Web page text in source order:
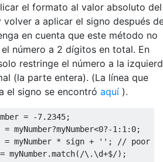
el formato al valor absoluto del
volver a aplicar el signo después
en cuenta que este método no
número a 2 dígitos en total. En
restringe el número a la
(la parte entera). (La línea que
el signo se encontró aquí ).
= -7.2345;
= myNumber?myNumber<0?-1 : 1 : 0;
= myNumber * sign + '' ;
// poor
= myNumber.match( /\.\d+$/);